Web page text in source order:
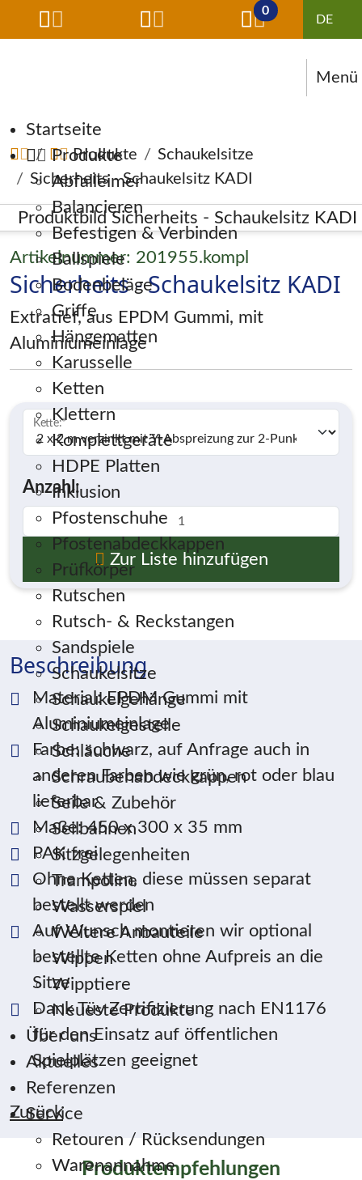
0
Menü
Navigation überspringen
Startseite
Produkte
Abfalleimer
Balancieren
Befestigen & Verbinden
Ballspiele
Bodenbeläge
Griffe
Hängematten
Karusselle
Ketten
Klettern
Komplettgeräte
HDPE Platten
Inklusion
Pfostenschuhe
Pfostenabdeckkappen
Prüfkörper
Rutschen
Rutsch- & Reckstangen
Sandspiele
Schaukelsitze
Schaukelgehänge
Schaukelgestelle
Schläuche
Schraubenabdeckkappen
Seile & Zubehör
Seilbahnen
Sitzgelegenheiten
Trampoline
Wasserspiel
Weitere Anbauteile
Wippen
Wipptiere
Neueste Produkte
Über uns
Aktuelles
Referenzen
Service
Retouren / Rücksendungen
Warenannahme
Produkte
Schaukelsitze
Sicherheits - Schaukelsitz KADI
Artikelnummer: 201955.kompl
Sicherheits - Schaukelsitz KADI
Extratief, aus EPDM Gummi, mit
Aluminiumeinlage
Kette:*
Anzahl:
Zur Liste hinzufügen
Beschreibung
Material: EPDM Gummi mit
Aluminiumeinlage
Farbe: schwarz, auf Anfrage auch in
anderen Farben wie grün, rot oder blau
lieferbar
Maße: 450 x 300 x 35 mm
PAK frei
Ohne Ketten, diese müssen separat
bestellt werden
Auf Wunsch montieren wir optional
bestellte Ketten ohne Aufpreis an die
Sitze
Dank Tüv Zertifizierung nach EN1176
für den Einsatz auf öffentlichen
Spielplätzen geeignet
Zurück
Produktempfehlungen